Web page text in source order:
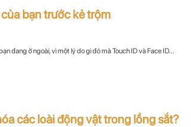
bạn trước kẻ trộm
đang ở ngoài, vì một lý do gì đó mà Touch ID và Face ID...
các loài động vật trong lồng sắt?